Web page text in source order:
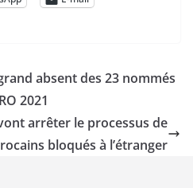
absent des 23 nommés
2021
arrêter le processus de
bloqués à l’étranger